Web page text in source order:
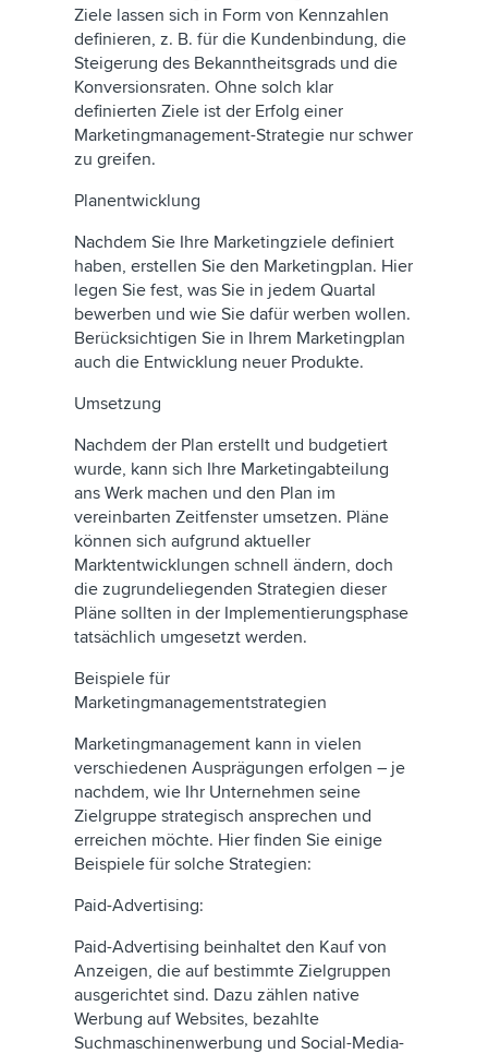
Ziele lassen sich in Form von Kennzahlen
definieren, z. B. für die Kundenbindung, die
Steigerung des Bekanntheitsgrads und die
Konversionsraten. Ohne solch klar
definierten Ziele ist der Erfolg einer
Marketingmanagement-Strategie nur schwer
zu greifen.
Planentwicklung
Nachdem Sie Ihre Marketingziele definiert
haben, erstellen Sie den Marketingplan. Hier
legen Sie fest, was Sie in jedem Quartal
bewerben und wie Sie dafür werben wollen.
Berücksichtigen Sie in Ihrem Marketingplan
auch die Entwicklung neuer Produkte.
Umsetzung
Nachdem der Plan erstellt und budgetiert
wurde, kann sich Ihre Marketingabteilung
ans Werk machen und den Plan im
vereinbarten Zeitfenster umsetzen. Pläne
können sich aufgrund aktueller
Marktentwicklungen schnell ändern, doch
die zugrundeliegenden Strategien dieser
Pläne sollten in der Implementierungsphase
tatsächlich umgesetzt werden.
Beispiele für
Marketingmanagementstrategien
Marketingmanagement kann in vielen
verschiedenen Ausprägungen erfolgen – je
nachdem, wie Ihr Unternehmen seine
Zielgruppe strategisch ansprechen und
erreichen möchte. Hier finden Sie einige
Beispiele für solche Strategien:
Paid-Advertising:
Paid-Advertising beinhaltet den Kauf von
Anzeigen, die auf bestimmte Zielgruppen
ausgerichtet sind. Dazu zählen native
Werbung auf Websites, bezahlte
Suchmaschinenwerbung und Social-Media-